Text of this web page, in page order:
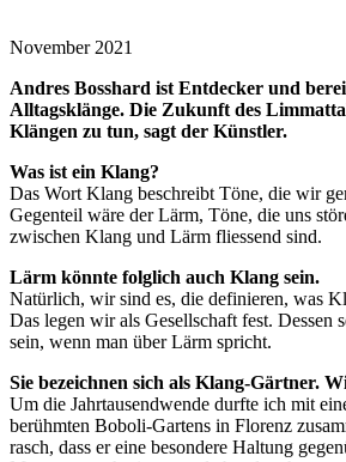
November 2021
Andres Bosshard ist Entdecker und
Alltagsklänge. Die Zukunft des
Klängen zu tun, sagt der Künstler.
Was ist ein Klang?
Das Wort Klang beschreibt Töne, die wir
Gegenteil wäre der Lärm, Töne, die uns
zwischen Klang und Lärm fliessend sind.
Lärm könnte folglich auch Klang sein.
Natürlich, wir sind es, die definieren, was
Das legen wir als Gesellschaft fest. Dessen
sein, wenn man über Lärm spricht.
Sie bezeichnen sich als Klang-Gärtner.
Um die Jahrtausendwende durfte ich mit
berühmten Boboli-Gartens in Florenz
rasch, dass er eine besondere Haltung